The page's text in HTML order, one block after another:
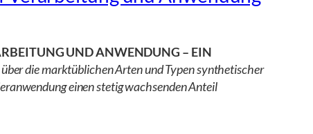
UND ANWENDUNG – EIN
die marktüblichen Arten und Typen synthetischer
einen stetig wachsenden Anteil